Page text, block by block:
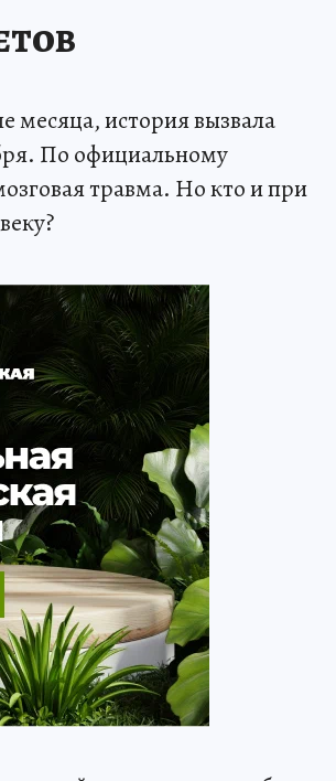
месяца, история вызвала
По официальному
травма. Но кто и при